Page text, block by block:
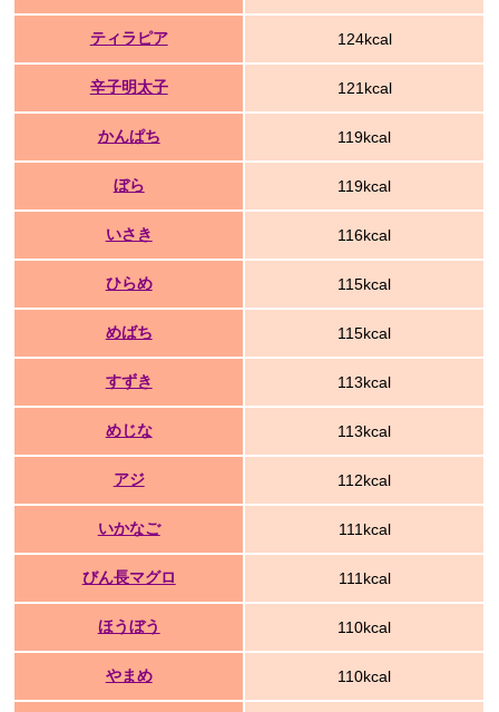
ティラピア 124kcal
辛子明太子 121kcal
かんぱち 119kcal
ぼら 119kcal
いさき 116kcal
ひらめ 115kcal
めばち 115kcal
すずき 113kcal
めじな 113kcal
アジ 112kcal
いかなご 111kcal
びん長マグロ 111kcal
ほうぼう 110kcal
やまめ 110kcal